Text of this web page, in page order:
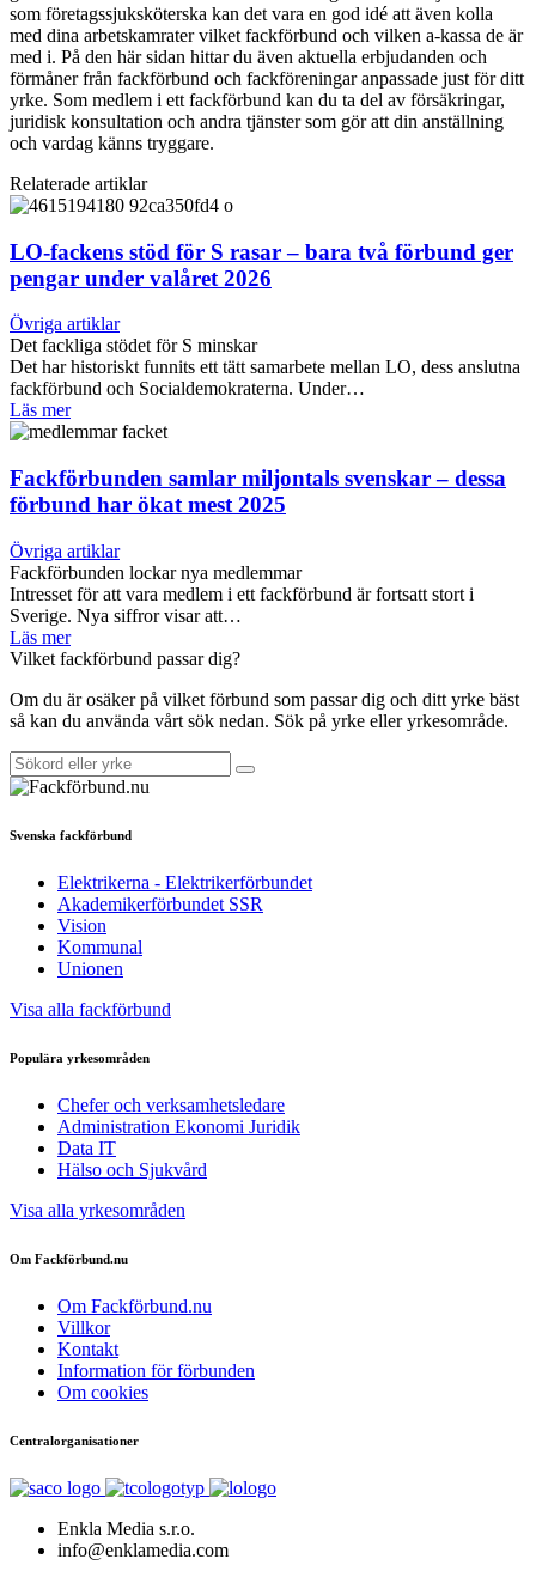
som företagssjuksköterska kan det vara en god idé att även kolla
med dina arbetskamrater vilket fackförbund och vilken a-kassa de är
med i. På den här sidan hittar du även aktuella erbjudanden och
förmåner från fackförbund och fackföreningar anpassade just för ditt
yrke. Som medlem i ett fackförbund kan du ta del av försäkringar,
juridisk konsultation och andra tjänster som gör att din anställning
och vardag känns tryggare.
Relaterade artiklar
LO-fackens stöd för S rasar – bara två förbund ger
pengar under valåret 2026
Övriga artiklar
Det fackliga stödet för S minskar
Det har historiskt funnits ett tätt samarbete mellan LO, dess anslutna
fackförbund och Socialdemokraterna. Under…
Läs mer
Fackförbunden samlar miljontals svenskar – dessa
förbund har ökat mest 2025
Övriga artiklar
Fackförbunden lockar nya medlemmar
Intresset för att vara medlem i ett fackförbund är fortsatt stort i
Sverige. Nya siffror visar att…
Läs mer
Vilket fackförbund passar dig?
Om du är osäker på vilket förbund som passar dig och ditt yrke bäst
så kan du använda vårt sök nedan. Sök på yrke eller yrkesområde.
Svenska fackförbund
Elektrikerna - Elektrikerförbundet
Akademikerförbundet SSR
Vision
Kommunal
Unionen
Visa alla fackförbund
Populära yrkesområden
Chefer och verksamhetsledare
Administration Ekonomi Juridik
Data IT
Hälso och Sjukvård
Visa alla yrkesområden
Om Fackförbund.nu
Om Fackförbund.nu
Villkor
Kontakt
Information för förbunden
Om cookies
Centralorganisationer
Enkla Media s.r.o.
info@enklamedia.com